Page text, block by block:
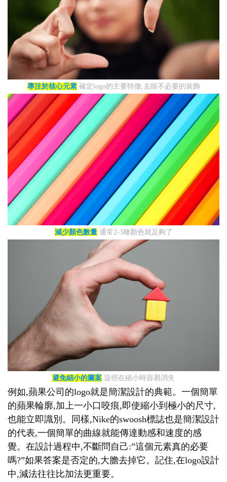
專注於核心元素確定logo的主要特徵,去除不必要的裝飾
減少顏色數量通常2-3種顏色就足夠了
避免細小的圖案 這些在縮小時容易消失
例如,蘋果公司的logo就是簡潔設計的典範。一個簡單
的蘋果輪廓,加上一小口咬痕,即使縮小到極小的尺寸,
也能立即識別。同樣,Nike的swoosh標誌也是簡潔設計
的代表,一個簡單的曲線就能傳達動感和速度的感
覺。在設計過程中,不斷問自己:”這個元素真的必要
嗎?”如果答案是否定的,大膽去掉它。記住,在logo設計
中,減法往往比加法更重要。